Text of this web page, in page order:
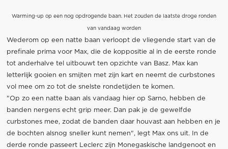
Warming-up op een nog opdrogende baan. Het zouden de laatste droge ronden
van vandaag worden
Wederom op een natte baan verloopt de vliegende start van de
prefinale prima voor Max, die de koppositie al in de eerste ronde
tot anderhalve tel uitbouwt ten opzichte van Basz. Max kan
letterlijk gooien en smijten met zijn kart en neemt de curbstones
vol mee om zo tot de snelste rondetijden te komen.
"Op zo een natte baan als vandaag hier op Sarno, hebben de
banden nergens echt grip meer. Dan pak je de gewelfde
curbstones mee, zodat de banden daar houvast aan hebben en je
de bochten alsnog sneller kunt nemen", legt Max ons uit. In de
derde ronde passeert Leclerc zijn Monegaskische landgenoot en